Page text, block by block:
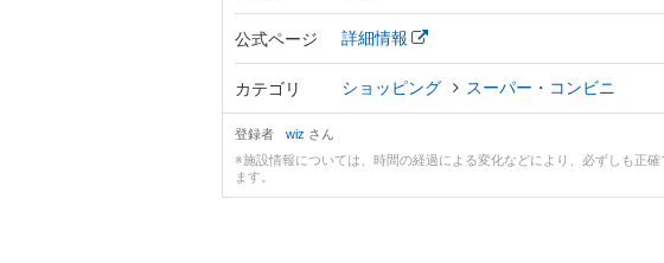
公式ページ 詳細情報
カテゴリ ショッピング スーパー・コンビニ
登録者 wiz さん
※施設情報については、時間の経過による変化などにより、必ずしも正
ます。